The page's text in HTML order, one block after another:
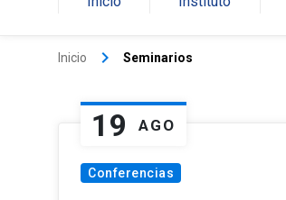
Inicio keyboard_arrow_right Seminarios
19 AGO
Conferencias